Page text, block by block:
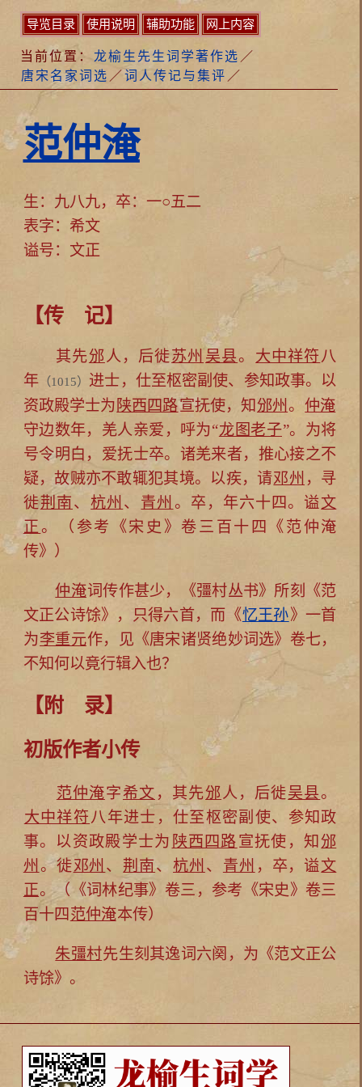
导览目录 使用说明 辅助功能 网上内容
当前位置： 龙榆生先生词学著作选 ／
唐宋名家词选 ／ 词人传记与集评 ／
范仲淹
生：九八九，卒：一○五二
表字：希文
谥号：文正
【传 记】
其先邠 人，后徙苏州 吴县。 大中祥符 八
年（1015） 进士，仕至枢密副使、参知政事。以
资政殿学士为 陕西四路宣抚使，知邠州 。 仲淹
守边数年，羌人亲爱，呼为“龙图老子”。为将
号令明白，爱抚士卒。诸羌来者，推心接之不
疑，故贼亦不敢辄犯其境。以疾，请邓州 ，寻
徙荆南、 杭州 、 青州 。卒，年六十四。谥文
正 。（参考《宋史》卷三百十四《范仲淹
传》）
仲淹词传作甚少，《彊村丛书》所刻《范
文正公诗馀》，只得六首，而《忆王孙》一首
为李重元作，见《唐宋诸贤绝妙词选》卷七，
不知何以竟行辑入也？
【附 录】
初版作者小传
范仲淹字希文 ，其先邠人，后徙吴县。
大中祥符 八年进士，仕至枢密副使、参知政
事。以资政殿学士为 陕西四路宣抚使，知 邠
州 。徙邓州 、 荆南、 杭州 、 青州 ，卒，谥文
正。（《词林纪事》卷三，参考《宋史》卷三
百十四 范仲淹本传）
朱彊村先生刻其逸词六阕，为《范文正公
诗馀》。